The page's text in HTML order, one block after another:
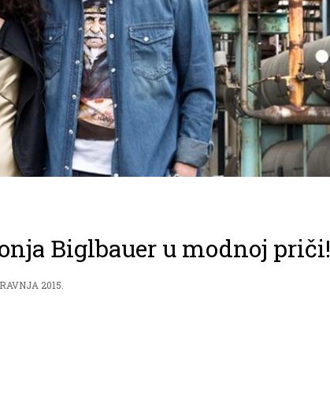
Biglbauer u modnoj priči!
2015.